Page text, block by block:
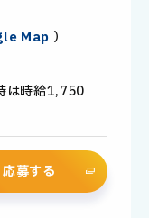
Map ）
時給1,750
応募する